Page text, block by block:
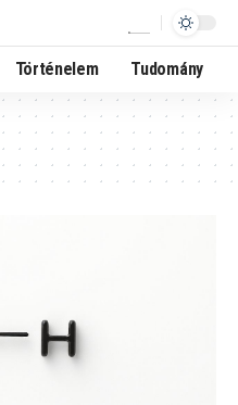
Történelem Tudomány